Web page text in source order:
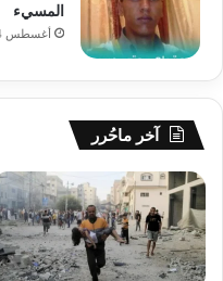
المسيء
أغسطس 14, 2024
آخر ماحُرر